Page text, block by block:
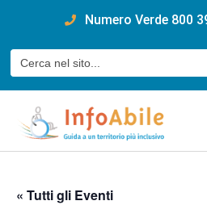
Numero Verde 800
Cerca:
« Tutti gli Eventi